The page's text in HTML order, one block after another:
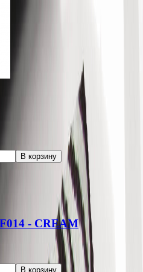
В корзину
- CREAM
В корзину